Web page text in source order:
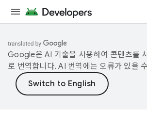
Google은 AI 기술을 사용하여 콘텐츠를
로 번역합니다. AI 번역에는 오류가 있을